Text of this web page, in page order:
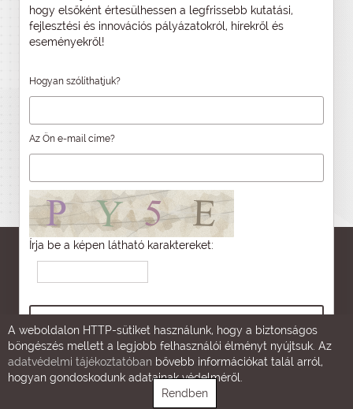
hogy elsőként értesülhessen a legfrissebb kutatási,
fejlesztési és innovációs pályázatokról, hírekről és
eseményekről!
Hogyan szólíthatjuk?
Az Ön e-mail címe?
Írja be a képen látható karaktereket:
A hírlevelünkre való feliratkozással hozzájárul, hogy az
A weboldalon HTTP-sütiket használunk, hogy a biztonságos
böngészés mellett a legjobb felhasználói élményt nyújtsuk. Az
adatvédelmi tájékoztatóban bővebb információkat talál arról,
hogyan gondoskodunk adatainak védelméről.
Rendben